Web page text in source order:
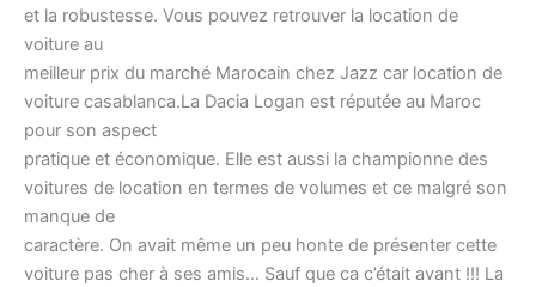
et la robustesse. Vous pouvez retrouver la location de
voiture au
meilleur prix du marché Marocain chez Jazz car location de
voiture casablanca.La Dacia Logan est réputée au Maroc
pour son aspect
pratique et économique. Elle est aussi la championne des
voitures de location en termes de volumes et ce malgré son
manque de
caractère. On avait même un peu honte de présenter cette
voiture pas cher à ses amis… Sauf que ca c’était avant !!! La